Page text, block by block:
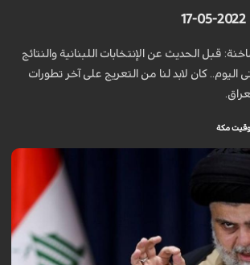
قبل الحديث عن الإنتخابات اللبنانية والنتائج
كان لابد لنا من التعريج على آخر تطورات